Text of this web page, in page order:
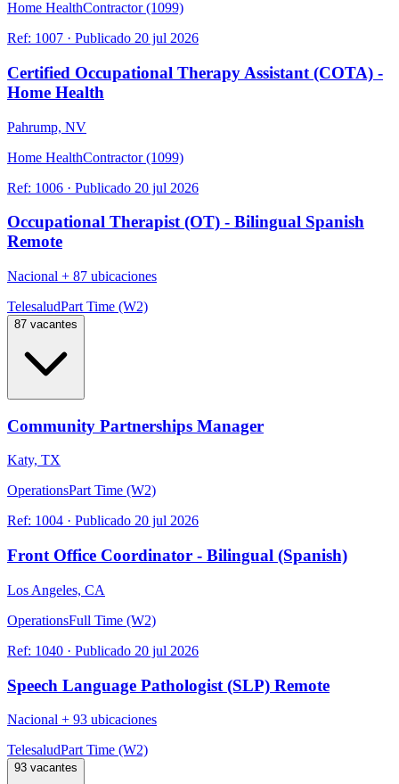
Home HealthContractor (1099)
Ref: 1007 · Publicado 20 jul 2026
Certified Occupational Therapy Assistant (COTA) -
Home Health
Pahrump, NV
Home HealthContractor (1099)
Ref: 1006 · Publicado 20 jul 2026
Occupational Therapist (OT) - Bilingual Spanish
Remote
Nacional + 87 ubicaciones
TelesaludPart Time (W2)
87 vacantes
Community Partnerships Manager
Katy, TX
OperationsPart Time (W2)
Ref: 1004 · Publicado 20 jul 2026
Front Office Coordinator - Bilingual (Spanish)
Los Angeles, CA
OperationsFull Time (W2)
Ref: 1040 · Publicado 20 jul 2026
Speech Language Pathologist (SLP) Remote
Nacional + 93 ubicaciones
TelesaludPart Time (W2)
93 vacantes